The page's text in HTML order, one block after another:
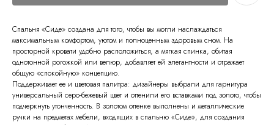
Спальня «Сиде» создана для того, чтобы вы могли наслаждаться
максимальным комфортом, уютом и полноценным здоровым сном. На
просторной кровати удобно расположиться, а мягкая спинка, обитая
однотонной рогожкой или велюр, добавляет ей элегантности и отражает
общую «спокойную» концепцию.
Поддерживает ее и цветовая палитра: дизайнеры выбрали для гарнитура
универсальный серо-бежевый цвет и оттенили его вставками под золото, чтобы
подчеркнуть утонченность. В золотом оттенке выполнены и металлические
ручки на предметах мебели, входящих в спальню «Сиде», для создания